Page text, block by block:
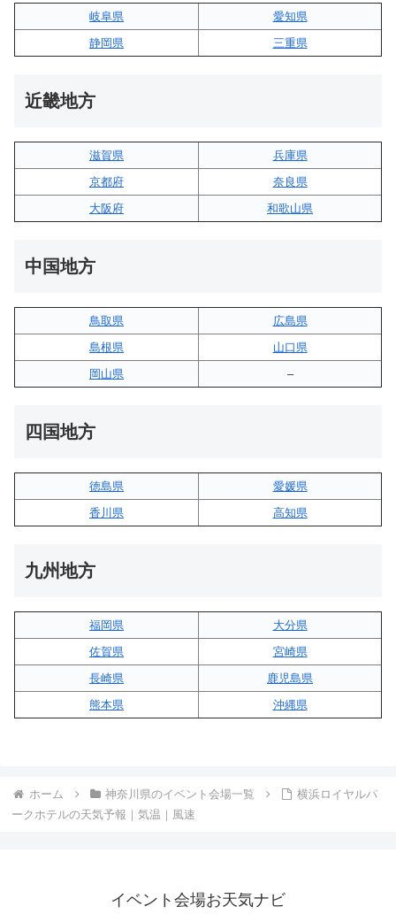
岐阜県
愛知県
静岡県
三重県
近畿地方
滋賀県
兵庫県
京都府
奈良県
大阪府
和歌山県
中国地方
鳥取県
広島県
島根県
山口県
岡山県
–
四国地方
徳島県
愛媛県
香川県
高知県
九州地方
福岡県
大分県
佐賀県
宮崎県
長崎県
鹿児島県
熊本県
沖縄県
ホーム 神奈川県のイベント会場一覧
横浜ロイヤルパ
ークホテルの天気予報｜気温｜風速
イベント会場お天気ナビ